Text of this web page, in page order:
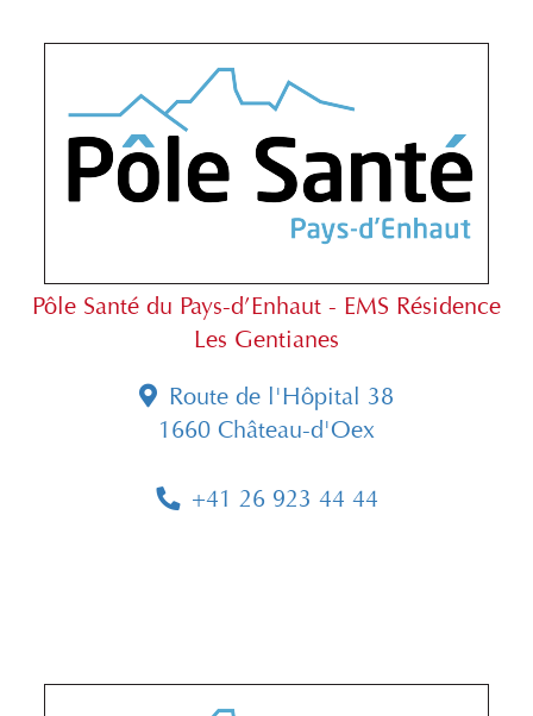
Pôle Santé du Pays-d’Enhaut - EMS Résidence
Les Gentianes
Route de l'Hôpital 38
1660 Château-d'Oex
+41 26 923 44 44